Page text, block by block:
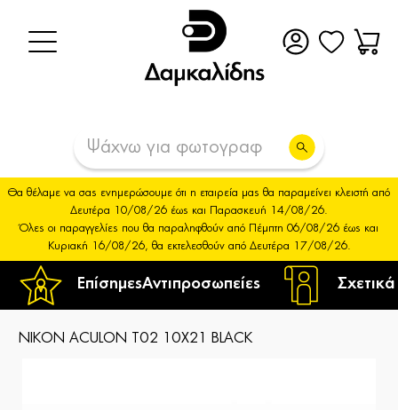
ΕπίσημεςΑντιπροσωπείες
Θα θέλαμε να σας ενημερώσουμε ότι η εταιρεία μας θα παραμείνει κλειστή από
Δευτέρα 10/08/26 έως και Παρασκευή 14/08/26.
Όλες οι παραγγελίες που θα παραληφθούν από Πέμπτη 06/08/26 έως και
Κυριακή 16/08/26, θα εκτελεσθούν από Δευτέρα 17/08/26.
NIKON ACULON T02 10X21 BLACK